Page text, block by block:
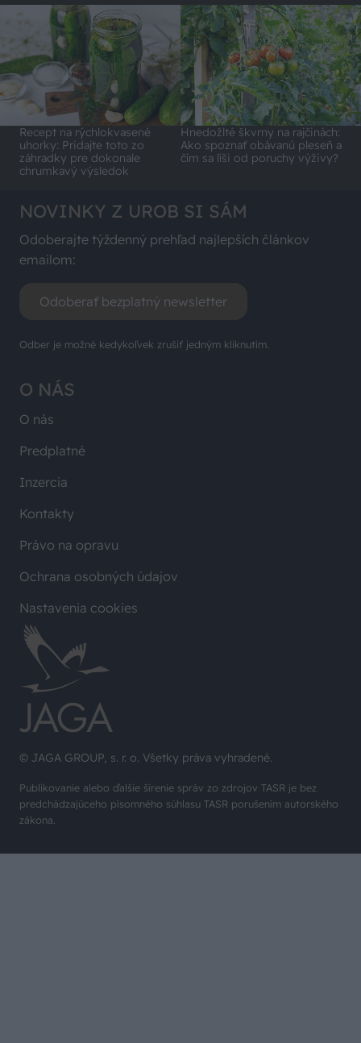
Recept na rýchlokvasené
uhorky: Pridajte toto zo
záhradky pre dokonale
chrumkavý výsledok
Hnedožlté škvrny na rajčinách:
Ako spoznať obávanú pleseň a
čím sa líši od poruchy výživy?
© JAGA GROUP, s. r. o. Všetky práva vyhradené.
Publikovanie alebo ďalšie šírenie správ zo zdrojov TASR je bez
predchádzajúceho písomného súhlasu TASR porušením autorského
zákona.
O NÁS
O nás
Predplatné
Inzercia
Kontakty
Právo na opravu
Ochrana osobných údajov
Nastavenia cookies
NOVINKY Z UROB SI SÁM
Odoberajte týždenný prehľad najlepších článkov
emailom:
Odoberať bezplatný newsletter
Odber je možné kedykoľvek zrušiť jedným kliknutím.